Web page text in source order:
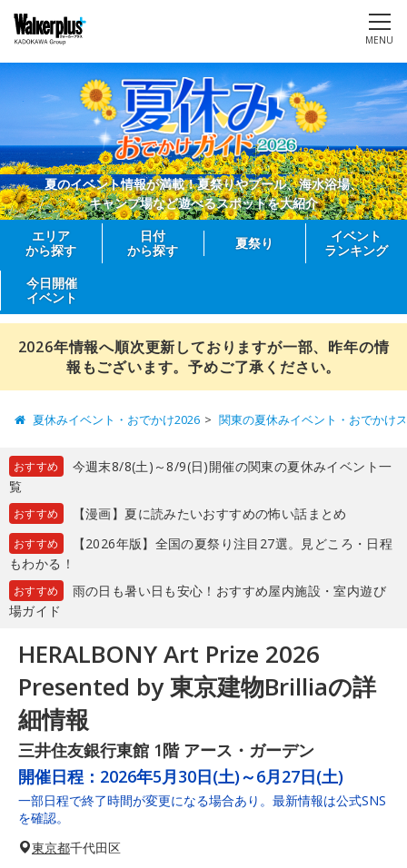
MENU
夏のイベント情報が満載！夏祭りやプール、海水浴場、
キャンプ場など遊べるスポットを大紹介
エリア
から探す
日付
から探す
夏祭り
イベント
ランキング
今日開催
イベント
2026年情報へ順次更新しておりますが一部、昨年の情
報もございます。予めご了承ください。
夏休みイベント・おでかけ2026 関東の夏休みイベント・おでかけ
おすすめ
今週末8/8(土)～8/9(日)開催の関東の夏休みイベント一
覧
おすすめ 【漫画】夏に読みたいおすすめの怖い話まとめ
おすすめ
【2026年版】全国の夏祭り注目27選。見どころ・日程
もわかる！
おすすめ
雨の日も暑い日も安心！おすすめ屋内施設・室内遊び
場ガイド
HERALBONY Art Prize 2026
Presented by 東京建物Brilliaの詳
細情報
三井住友銀行東館 1階 アース・ガーデン
開催日程： 2026年5月30日(土)～6月27日(土)
一部日程で終了時間が変更になる場合あり。最新情報は公式SNS
を確認。
東京都千代田区